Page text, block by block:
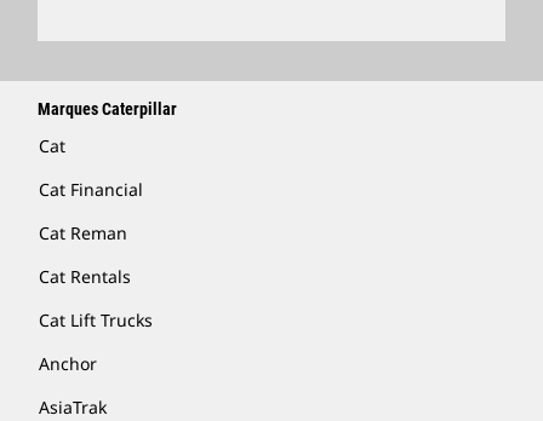
Marques Caterpillar
Cat
Cat Financial
Cat Reman
Cat Rentals
Cat Lift Trucks
Anchor
AsiaTrak